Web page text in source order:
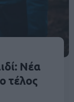
Νέα
τέλος